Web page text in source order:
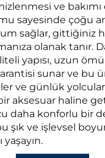
ve bakımı
sayesinde çoğu
sağlar, gittiğiniz
olanak tanır.
yapısı, uzun
sunar ve bu
ve günlük
aksesuar haline
daha konforlu bir
şık ve işlevsel
yaşayın.